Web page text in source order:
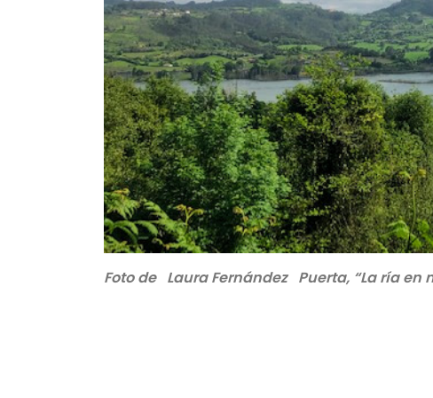
Foto de Laura Fernández Puerta, “La ría en